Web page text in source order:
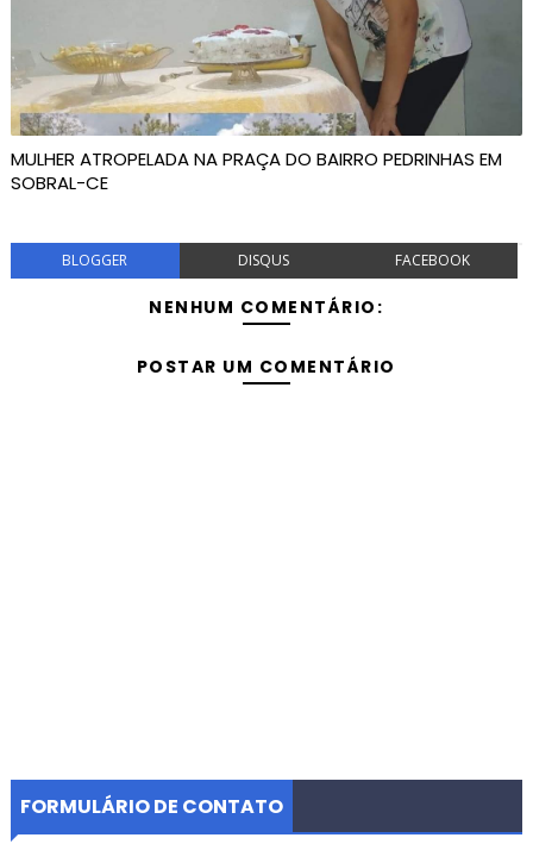
MULHER ATROPELADA NA PRAÇA DO BAIRRO PEDRINHAS EM
SOBRAL-CE
BLOGGER DISQUS FACEBOOK
NENHUM COMENTÁRIO:
POSTAR UM COMENTÁRIO
FORMULÁRIO DE CONTATO